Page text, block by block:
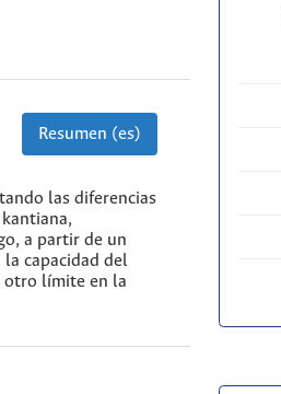
Resumen (es)
las diferencias
a partir de un
capacidad del
otro límite en la